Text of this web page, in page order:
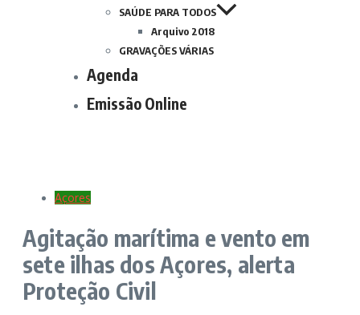
SAÚDE PARA TODOS
Arquivo 2018
GRAVAÇÕES VÁRIAS
Agenda
Emissão Online
Açores
Agitação marítima e vento em
sete ilhas dos Açores, alerta
Proteção Civil